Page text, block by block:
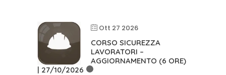
Ott 27 2026
CORSO SICUREZZA
LAVORATORI –
AGGIORNAMENTO (6 ORE)
| 27/10/2026